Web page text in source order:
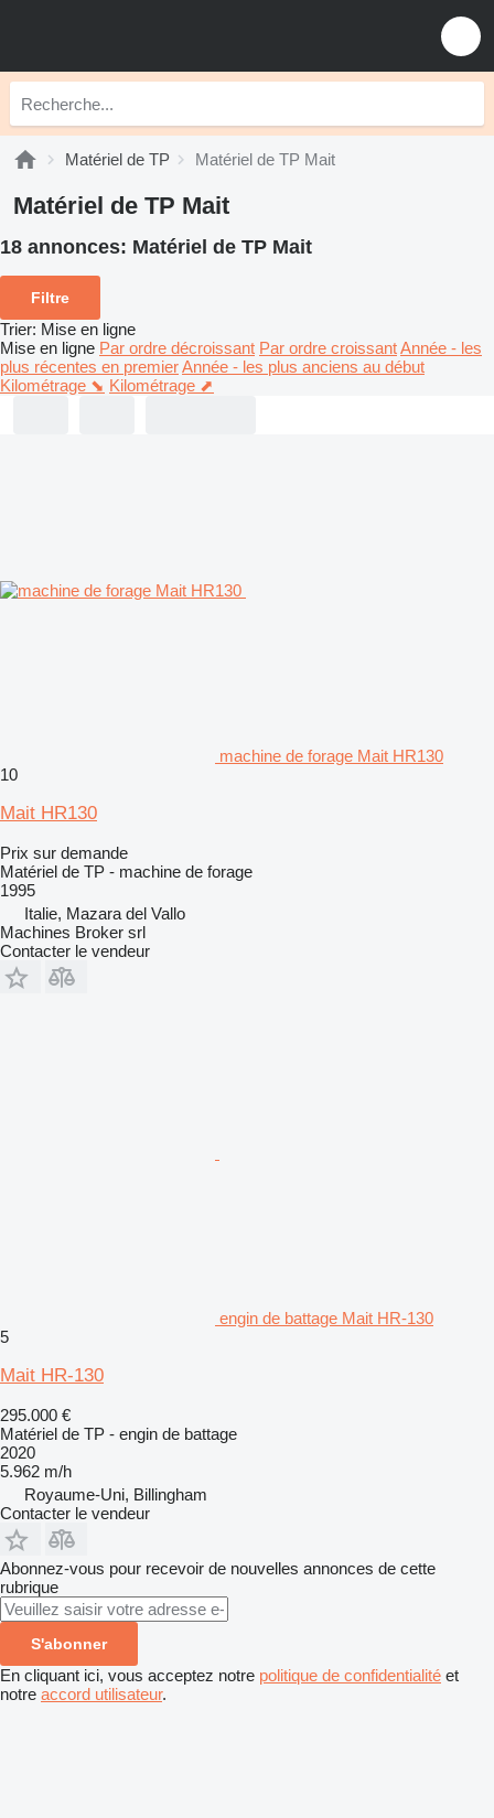
Matériel de TP Matériel de TP Mait
Matériel de TP Mait
18 annonces: Matériel de TP Mait
Filtre
Trier: Mise en ligne
Mise en ligne Par ordre décroissant Par ordre croissantAnnée - les
plus récentes en premierAnnée - les plus anciens au début
Kilométrage ⬊ Kilométrage ⬈
machine de forage Mait HR130
10
Mait HR130
Prix sur demande
Matériel de TP - machine de forage
1995
Italie, Mazara del Vallo
Machines Broker srl
Contacter le vendeur
engin de battage Mait HR-130
5
Mait HR-130
295.000 €
Matériel de TP - engin de battage
2020
5.962 m/h
Royaume-Uni, Billingham
Contacter le vendeur
Abonnez-vous pour recevoir de nouvelles annonces de cette
rubrique
S'abonner
En cliquant ici, vous acceptez notre politique de confidentialité et
notre accord utilisateur.